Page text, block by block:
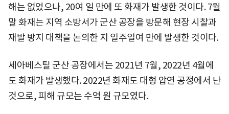
해는 없었으나, 20여 일 만에 또 화재가 발생한 것이다. 7월
말 화재는 지역 소방서가 군산 공장을 방문해 현장 시찰과
재발 방지 대책을 논의한 지 일주일여 만에 발생한 것이다.
세아베스틸 군산 공장에서는 2021년 7월, 2022년 4월에
도 화재가 발생했다. 2022년 화재도 대형 압연 공정에서 난
것으로, 피해 규모는 수억 원 규모였다.